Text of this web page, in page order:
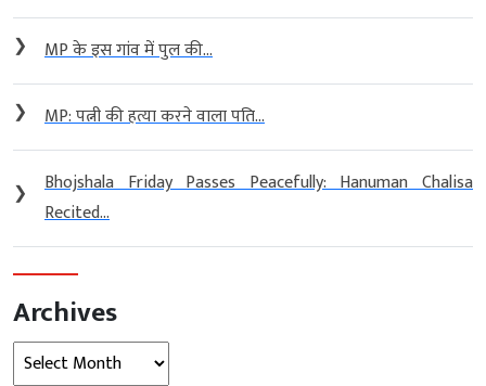
❯ MP के इस गांव में पुल की...
❯ MP: पत्नी की हत्या करने वाला पति...
❯
Bhojshala Friday Passes Peacefully: Hanuman Chalisa
Recited...
Archives
Archives